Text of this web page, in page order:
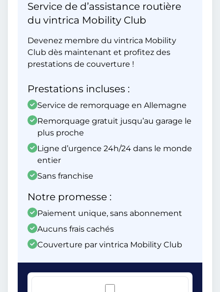
Service de d’assistance routière
du vintrica Mobility Club
Devenez membre du vintrica Mobility
Club dès maintenant et profitez des
prestations de couverture !
Prestations incluses :
Service de remorquage en Allemagne
Remorquage gratuit jusqu’au garage le
plus proche
Ligne d’urgence 24h/24 dans le monde
entier
Sans franchise
Notre promesse :
Paiement unique, sans abonnement
Aucuns frais cachés
Couverture par vintrica Mobility Club